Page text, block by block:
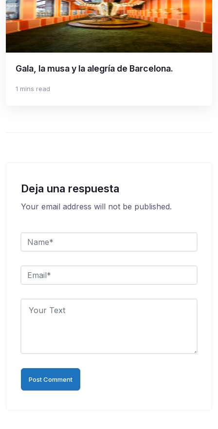
Gala, la musa y la alegría de Barcelona.
1 mins read
Deja una respuesta
Your email address will not be published.